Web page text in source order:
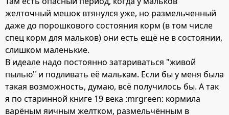
желточный мешок втянулся уже, но размельченный
даже до порошкового состояния корм (в том числе
спец корм для мальков) они есть ещё не в состоянии,
слишком маленькие.
В идеале надо постоянно затариваться "живой
пылью" и подливать её малькам. Если бы у меня была
такая возможность, думаю, всё получилось бы. А так
я по старинной книге 19 века :mrgreen: кормила
варёным яичным желтком, размельчённым в